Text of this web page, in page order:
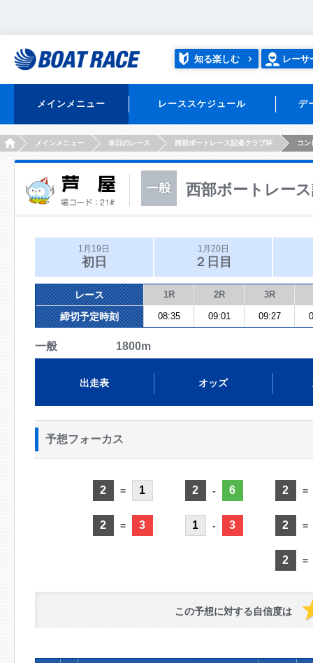
知る楽しむ レーサ
メインメニュー レーススケジュール デ
HOMEメインメニュー 本日のレース 西部ボートレース記者クラブ杯 コン
西部ボートレー
1月19日
初日
1月20日
２日目
レース 1R 2R 3R
締切予定時刻 08:35 09:01 09:27
一般 1800m
出走表 オッズ
予想フォーカス
2 = 1
2 = 3
2 - 6
1 - 3
2 =
2 =
2 =
この予想に対する自信度は